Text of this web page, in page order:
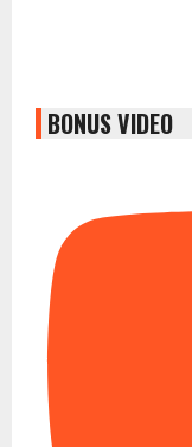
BONUS VIDEO